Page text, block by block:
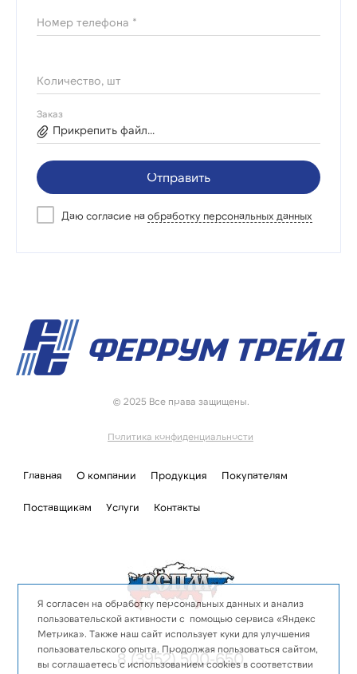
Номер телефона *
Количество, шт
Заказ
Прикрепить файл...
Отправить
Даю согласие на обработку персональных данных
© 2025 Все права защищены.
Политика конфиденциальности
Главная О компании Продукция Покупателям
Поставщикам Услуги Контакты
8 (3952) 500-650
Я согласен на обработку персональных данных и анализ
пользовательской активности с помощью сервиса «Яндекс
Метрика». Также наш сайт использует куки для улучшения
пользовательского опыта. Продолжая пользоваться сайтом,
вы соглашаетесь с использованием cookies в соответствии